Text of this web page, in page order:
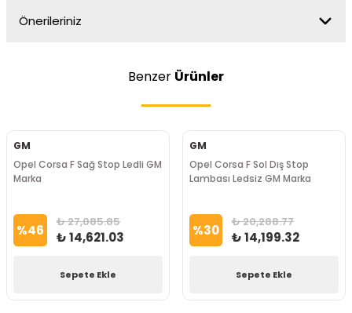
Önerileriniz
Benzer Ürünler
GM
Opel Corsa F Sağ Stop Ledli GM
Marka
%46 ₺ 27,085.85
₺ 14,621.03
Sepete Ekle
GM
Opel Corsa F Sol Dış Stop
Lambası Ledsiz GM Marka
%30 ₺ 20,288.77
₺ 14,199.32
Sepete Ekle